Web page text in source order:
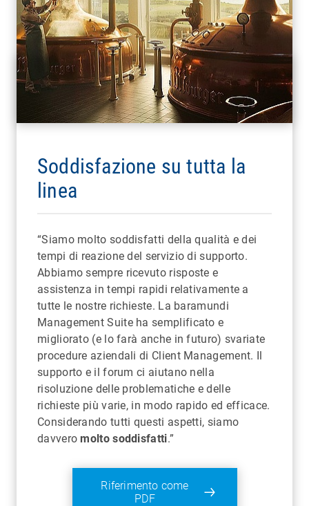
Soddisfazione su tutta la
linea
“Siamo molto soddisfatti della qualità e dei
tempi di reazione del servizio di supporto.
Abbiamo sempre ricevuto risposte e
assistenza in tempi rapidi relativamente a
tutte le nostre richieste. La baramundi
Management Suite ha semplificato e
migliorato (e lo farà anche in futuro) svariate
procedure aziendali di Client Management. Il
supporto e il forum ci aiutano nella
risoluzione delle problematiche e delle
richieste più varie, in modo rapido ed efficace.
Considerando tutti questi aspetti, siamo
davvero molto soddisfatti.”
Riferimento come
PDF